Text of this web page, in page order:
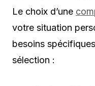
Le choix d’une
votre situation
besoins
sélection :